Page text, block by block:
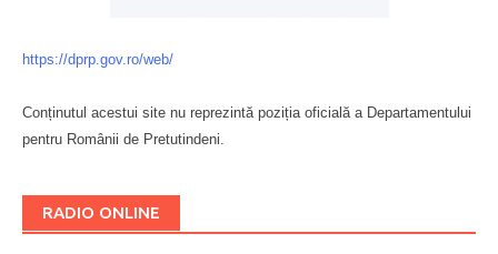
https://dprp.gov.ro/web/
Conținutul acestui site nu reprezintă poziția oficială a Departamentului
pentru Românii de Pretutindeni.
RADIO ONLINE